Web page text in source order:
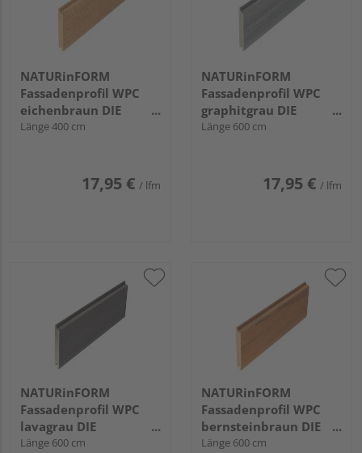
NATURinFORM
Fassadenprofil WPC
eichenbraun DIE
GESTALTENDE -
Länge 400 cm
17,95 € / lfm
NATURinFORM
Fassadenprofil WPC
graphitgrau DIE
GESTALTENDE -
Länge 600 cm
17,95 € / lfm
NATURinFORM
Fassadenprofil WPC
lavagrau DIE
GESTALTENDE
Länge 600 cm
NATURinFORM
Fassadenprofil WPC
bernsteinbraun DIE
GESTALTENDE -
Länge 600 cm